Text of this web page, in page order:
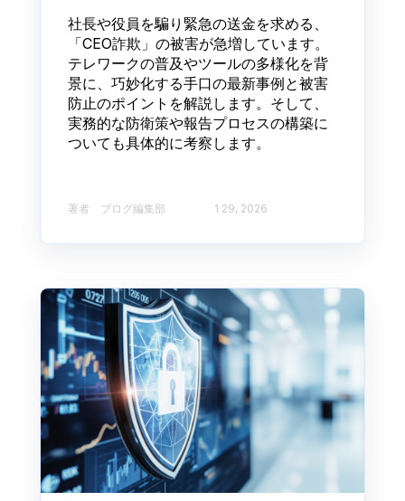
社長や役員を騙り緊急の送金を求める、
「CEO詐欺」の被害が急増しています。
テレワークの普及やツールの多様化を背
景に、巧妙化する手口の最新事例と被害
防止のポイントを解説します。そして、
実務的な防衛策や報告プロセスの構築に
ついても具体的に考察します。
著者 ブログ編集部​ 1 29, 2026